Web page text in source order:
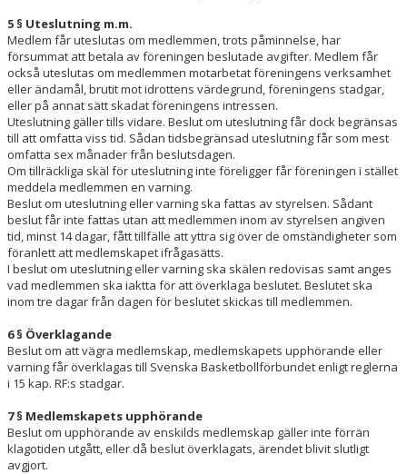
5 § Uteslutning m.m.
Medlem får uteslutas om medlemmen, trots påminnelse, har
försummat att betala av föreningen beslutade avgifter. Medlem får
också uteslutas om medlemmen motarbetat föreningens verksamhet
eller ändamål, brutit mot idrottens värdegrund, föreningens stadgar,
eller på annat sätt skadat föreningens intressen.
Uteslutning gäller tills vidare. Beslut om uteslutning får dock begränsas
till att omfatta viss tid. Sådan tidsbegränsad uteslutning får som mest
omfatta sex månader från beslutsdagen.
Om tillräckliga skäl för uteslutning inte föreligger får föreningen i stället
meddela medlemmen en varning.
Beslut om uteslutning eller varning ska fattas av styrelsen. Sådant
beslut får inte fattas utan att medlemmen inom av styrelsen angiven
tid, minst 14 dagar, fått tillfälle att yttra sig över de omständigheter som
föranlett att medlemskapet ifrågasätts.
I beslut om uteslutning eller varning ska skälen redovisas samt anges
vad medlemmen ska iaktta för att överklaga beslutet. Beslutet ska
inom tre dagar från dagen för beslutet skickas till medlemmen.
6 § Överklagande
Beslut om att vägra medlemskap, medlemskapets upphörande eller
varning får överklagas till Svenska Basketbollförbundet enligt reglerna
i 15 kap. RF:s stadgar.
7 § Medlemskapets upphörande
Beslut om upphörande av enskilds medlemskap gäller inte förrän
klagotiden utgått, eller då beslut överklagats, ärendet blivit slutligt
avgjort.